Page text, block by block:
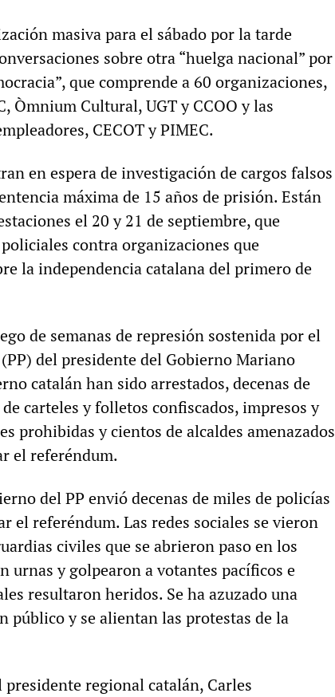
masiva para el sábado por la tarde
sobre otra “huelga nacional” por
que comprende a 60 organizaciones,
Òmnium Cultural, UGT y CCOO y las
CECOT y PIMEC.
en espera de investigación de cargos falsos
máxima de 15 años de prisión. Están
el 20 y 21 de septiembre, que
contra organizaciones que
la independencia catalana del primero de
de semanas de represión sostenida por el
del presidente del Gobierno Mariano
catalán han sido arrestados, decenas de
carteles y folletos confiscados, impresos y
prohibidas y cientos de alcaldes amenazados
el referéndum.
del PP envió decenas de miles de policías
referéndum. Las redes sociales se vieron
civiles que se abrieron paso en los
urnas y golpearon a votantes pacíficos e
resultaron heridos. Se ha azuzado una
público y se alientan las protestas de la
presidente regional catalán, Carles